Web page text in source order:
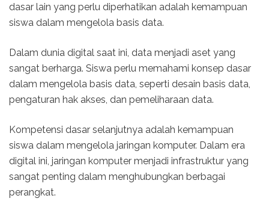
dasar lain yang perlu diperhatikan adalah kemampuan
siswa dalam mengelola basis data.
Dalam dunia digital saat ini, data menjadi aset yang
sangat berharga. Siswa perlu memahami konsep dasar
dalam mengelola basis data, seperti desain basis data,
pengaturan hak akses, dan pemeliharaan data.
Kompetensi dasar selanjutnya adalah kemampuan
siswa dalam mengelola jaringan komputer. Dalam era
digital ini, jaringan komputer menjadi infrastruktur yang
sangat penting dalam menghubungkan berbagai
perangkat.